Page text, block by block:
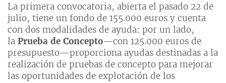
La primera convocatoria, abierta el pasado 22 de
julio, tiene un fondo de 155.000 euros y cuenta
con dos modalidades de ayuda: por un lado,
la Prueba de Concepto—con 125.000 euros de
presupuesto—proporciona ayudas destinadas a la
realización de pruebas de concepto para mejorar
las oportunidades de explotación de los